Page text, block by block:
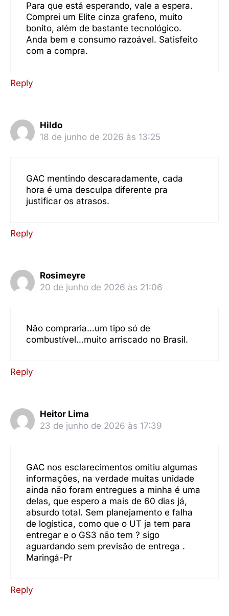
Para que está esperando, vale a espera.
Comprei um Elite cinza grafeno, muito
bonito, além de bastante tecnológico.
Anda bem e consumo razoável. Satisfeito
com a compra.
Reply
Hildo
18 de junho de 2026 às 13:25
GAC mentindo descaradamente, cada
hora é uma desculpa diferente pra
justificar os atrasos.
Reply
Rosimeyre
20 de junho de 2026 às 21:06
Não compraria…um tipo só de
combustível…muito arriscado no Brasil.
Reply
Heitor Lima
23 de junho de 2026 às 17:39
GAC nos esclarecimentos omitiu algumas
informações, na verdade muitas unidade
ainda não foram entregues a minha é uma
delas, que espero a mais de 60 dias já,
absurdo total. Sem planejamento e falha
de logística, como que o UT ja tem para
entregar e o GS3 não tem ? sigo
aguardando sem previsão de entrega .
Maringá-Pr
Reply